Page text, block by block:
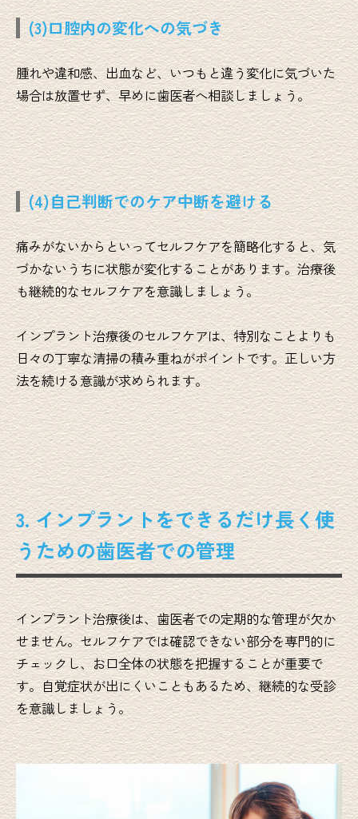
(3)口腔内の変化への気づき
腫れや違和感、出血など、いつもと違う変化に気づいた
場合は放置せず、早めに歯医者へ相談しましょう。
(4)自己判断でのケア中断を避ける
痛みがないからといってセルフケアを簡略化すると、気
づかないうちに状態が変化することがあります。治療後
も継続的なセルフケアを意識しましょう。
インプラント治療後のセルフケアは、特別なことよりも
日々の丁寧な清掃の積み重ねがポイントです。正しい方
法を続ける意識が求められます。
3. インプラントをできるだけ長く使
うための歯医者での管理
インプラント治療後は、歯医者での定期的な管理が欠か
せません。セルフケアでは確認できない部分を専門的に
チェックし、お口全体の状態を把握することが重要で
す。自覚症状が出にくいこともあるため、継続的な受診
を意識しましょう。